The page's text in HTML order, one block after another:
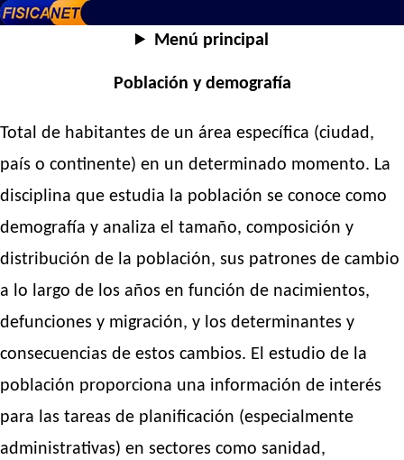
Menú principal
Población y demografía
Total de habitantes de un área específica (ciudad,
país o continente) en un determinado momento. La
disciplina que estudia la población se conoce como
demografía y analiza el tamaño, composición y
distribución de la población, sus patrones de cambio
a lo largo de los años en función de nacimientos,
defunciones y migración, y los determinantes y
consecuencias de estos cambios. El estudio de la
población proporciona una información de interés
para las tareas de planificación (especialmente
administrativas) en sectores como sanidad,